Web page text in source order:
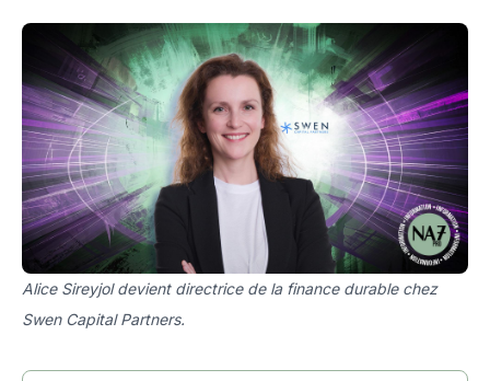
Alice Sireyjol devient directrice de la finance durable chez
Swen Capital Partners.